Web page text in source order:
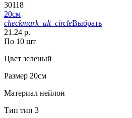
30118
20см
checkmark_alt_circleВыбрать
21.24 р.
По 10 шт
Цвет зеленый
Размер 20см
Материал нейлон
Тип тип 3